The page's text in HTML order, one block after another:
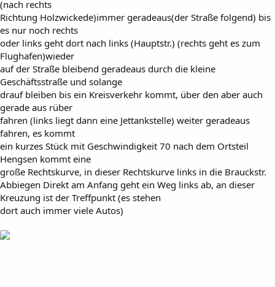
(nach rechts
Richtung Holzwickede)immer geradeaus(der Straße folgend) bis
es nur noch rechts
oder links geht dort nach links (Hauptstr.) (rechts geht es zum
Flughafen)wieder
auf der Straße bleibend geradeaus durch die kleine
Geschäftsstraße und solange
drauf bleiben bis ein Kreisverkehr kommt, über den aber auch
gerade aus rüber
fahren (links liegt dann eine Jettankstelle) weiter geradeaus
fahren, es kommt
ein kurzes Stück mit Geschwindigkeit 70 nach dem Ortsteil
Hengsen kommt eine
große Rechtskurve, in dieser Rechtskurve links in die Brauckstr.
Abbiegen Direkt am Anfang geht ein Weg links ab, an dieser
Kreuzung ist der Treffpunkt (es stehen
dort auch immer viele Autos)